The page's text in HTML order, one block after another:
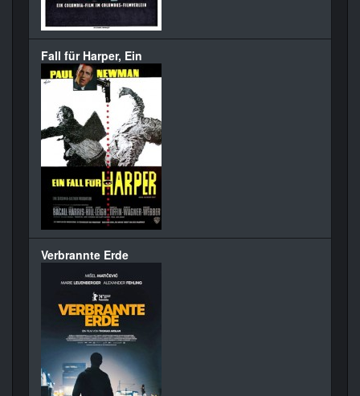
Fall für Harper, Ein
Verbrannte Erde